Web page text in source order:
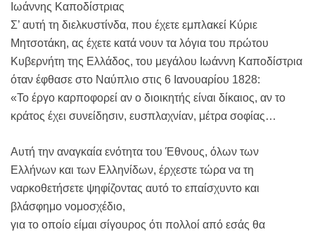
Ιωάννης Καποδίστριας
Σ’ αυτή τη διελκυστίνδα, που έχετε εμπλακεί Κύριε
Μητσοτάκη, ας έχετε κατά νουν τα λόγια του πρώτου
Κυβερνήτη της Ελλάδος, του μεγάλου Ιωάννη Καποδίστρια
όταν έφθασε στο Ναύπλιο στις 6 Ιανουαρίου 1828:
«Το έργο καρποφορεί αν ο διοικητής είναι δίκαιος, αν το
κράτος έχει συνείδησιν, ευσπλαχνίαν, μέτρα σοφίας…
Αυτή την αναγκαία ενότητα του Έθνους, όλων των
Ελλήνων και των Ελληνίδων, έρχεστε τώρα να τη
ναρκοθετήσετε ψηφίζοντας αυτό το επαίσχυντο και
βλάσφημο νομοσχέδιο,
για το οποίο είμαι σίγουρος ότι πολλοί από εσάς θα